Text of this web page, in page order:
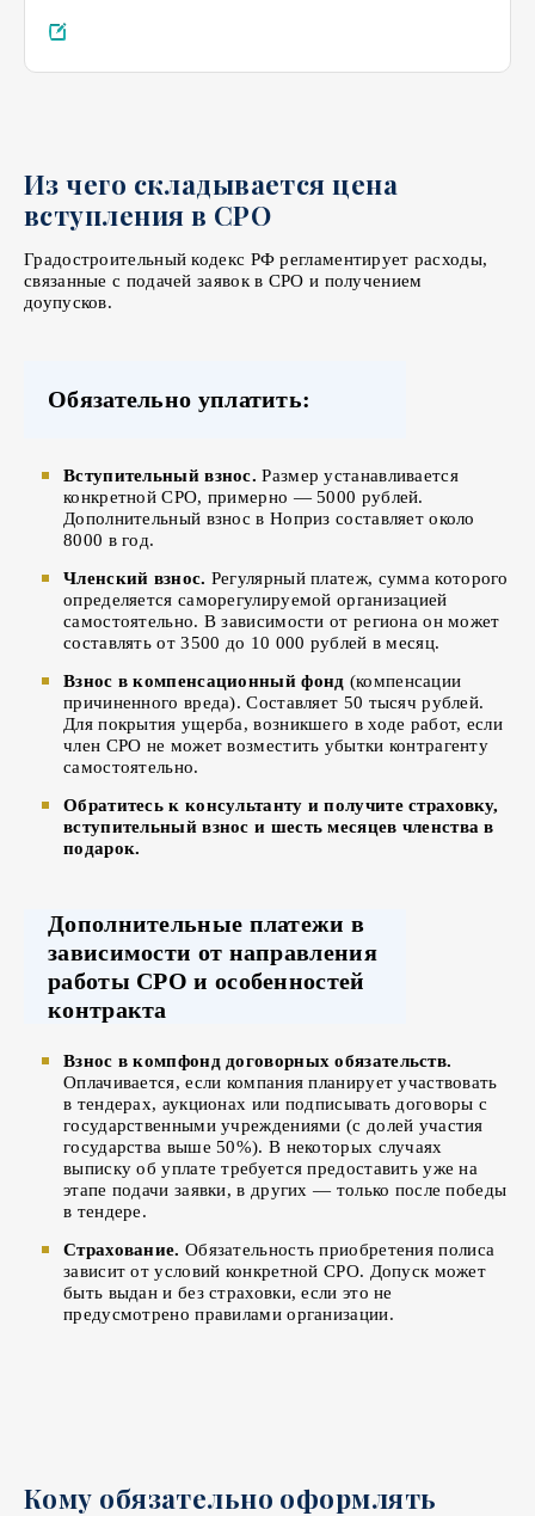
Из чего складывается цена
вступления в СРО
Градостроительный кодекс РФ регламентирует расходы,
связанные с подачей заявок в СРО и получением
доупусков.
Обязательно уплатить:
Вступительный взнос. Размер устанавливается
конкретной СРО, примерно — 5000 рублей.
Дополнительный взнос в Ноприз составляет около
8000 в год.
Членский взнос. Регулярный платеж, сумма которого
определяется саморегулируемой организацией
самостоятельно. В зависимости от региона он может
составлять от 3500 до 10 000 рублей в месяц.
Взнос в компенсационный фонд (компенсации
причиненного вреда). Составляет 50 тысяч рублей.
Для покрытия ущерба, возникшего в ходе работ, если
член СРО не может возместить убытки контрагенту
самостоятельно.
Обратитесь к консультанту и получите страховку,
вступительный взнос и шесть месяцев членства в
подарок.
Дополнительные платежи в
зависимости от направления
работы СРО и особенностей
контракта
Взнос в компфонд договорных обязательств.
Оплачивается, если компания планирует участвовать
в тендерах, аукционах или подписывать договоры с
государственными учреждениями (с долей участия
государства выше 50%). В некоторых случаях
выписку об уплате требуется предоставить уже на
этапе подачи заявки, в других — только после победы
в тендере.
Страхование. Обязательность приобретения полиса
зависит от условий конкретной СРО. Допуск может
быть выдан и без страховки, если это не
предусмотрено правилами организации.
Кому обязательно оформлять